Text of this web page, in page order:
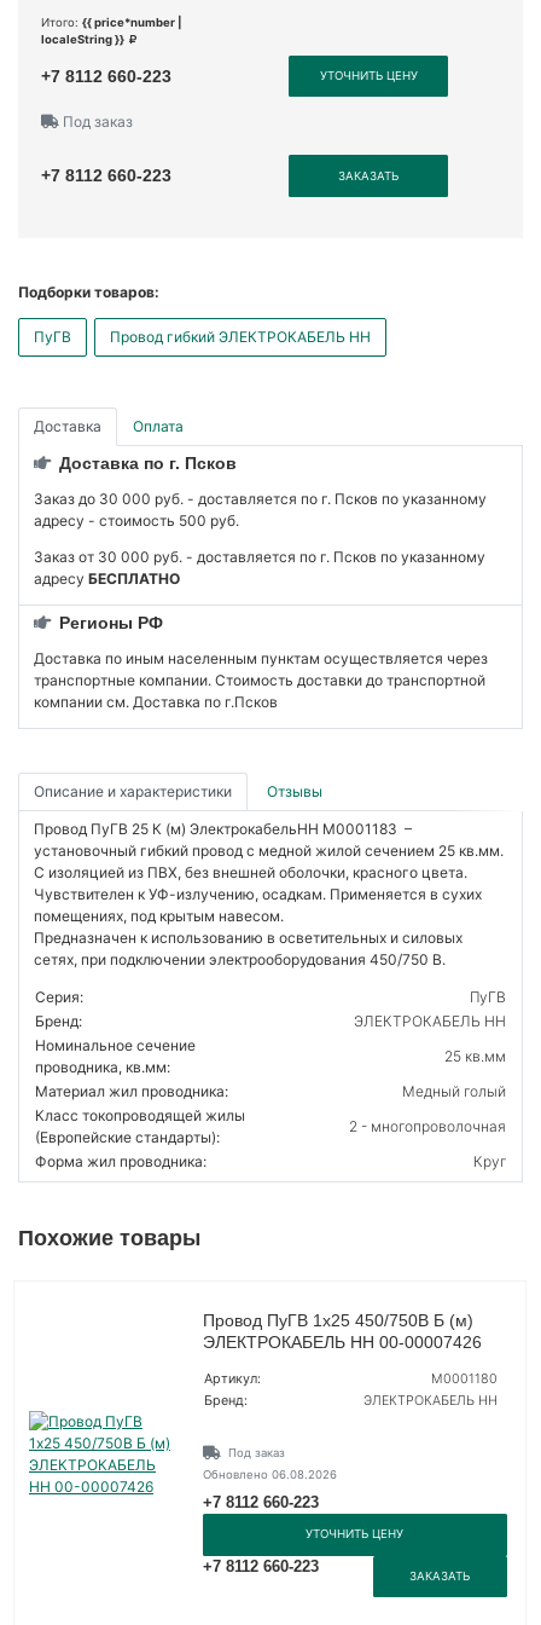
Итого: {{ price*number |
localeString }}
+7 8112 660-223 УТОЧНИТЬ ЦЕНУ
Под заказ
+7 8112 660-223 ЗАКАЗАТЬ
Подборки товаров:
ПуГВ Провод гибкий ЭЛЕКТРОКАБЕЛЬ НН
Доставка Оплата
Доставка по г. Псков
Заказ до 30 000 руб. - доставляется по г. Псков по указанному
адресу - стоимость 500 руб.
Заказ от 30 000 руб. - доставляется по г. Псков по указанному
адресу БЕСПЛАТНО
Регионы РФ
Доставка по иным населенным пунктам осуществляется через
транспортные компании. Стоимость доставки до транспортной
компании см. Доставка по г.Псков
Описание и характеристики Отзывы
Провод ПуГВ 25 К (м) ЭлектрокабельНН M0001183 –
установочный гибкий провод с медной жилой сечением 25 кв.мм.
С изоляцией из ПВХ, без внешней оболочки, красного цвета.
Чувствителен к УФ-излучению, осадкам. Применяется в сухих
помещениях, под крытым навесом.
Предназначен к использованию в осветительных и силовых
сетях, при подключении электрооборудования 450/750 В.
Серия:
ПуГВ
Бренд:
ЭЛЕКТРОКАБЕЛЬ НН
Номинальное сечение
проводника, кв.мм:
25 кв.мм
Материал жил проводника:
Медный голый
Класс токопроводящей жилы
(Европейские стандарты):
2 - многопроволочная
Форма жил проводника:
Круг
Похожие товары
Провод ПуГВ 1х25 450/750В Б (м)
ЭЛЕКТРОКАБЕЛЬ НН 00-00007426
Артикул:
M0001180
Бренд:
ЭЛЕКТРОКАБЕЛЬ НН
Под заказ
Обновлено 06.08.2026
+7 8112 660-223
УТОЧНИТЬ ЦЕНУ
+7 8112 660-223
ЗАКАЗАТЬ